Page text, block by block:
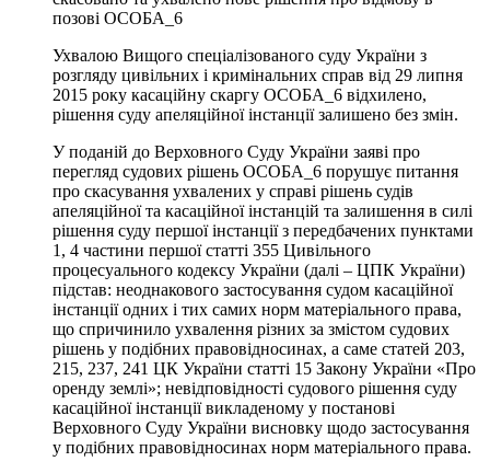
позові ОСОБА_6
Ухвалою Вищого спеціалізованого суду України з
розгляду цивільних і кримінальних справ від 29 липня
2015 року касаційну скаргу ОСОБА_6 відхилено,
рішення суду апеляційної інстанції залишено без змін.
У поданій до Верховного Суду України заяві про
перегляд судових рішень ОСОБА_6 порушує питання
про скасування ухвалених у справі рішень судів
апеляційної та касаційної інстанцій та залишення в силі
рішення суду першої інстанції з передбачених пунктами
1, 4 частини першої статті 355 Цивільного
процесуального кодексу України (далі – ЦПК України)
підстав: неоднакового застосування судом касаційної
інстанції одних і тих самих норм матеріального права,
що спричинило ухвалення різних за змістом судових
рішень у подібних правовідносинах, а саме статей 203,
215, 237, 241 ЦК України статті 15 Закону України «Про
оренду землі»; невідповідності судового рішення суду
касаційної інстанції викладеному у постанові
Верховного Суду України висновку щодо застосування
у подібних правовідносинах норм матеріального права.